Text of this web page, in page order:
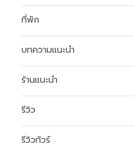
ที่พัก
บทความแนะนำ
ร้านแนะนำ
รีวิว
รีวิวทัวร์